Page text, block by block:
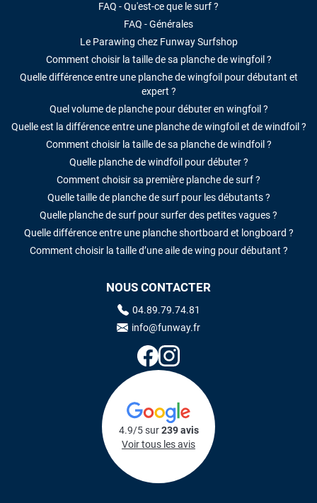
FAQ - Qu'est-ce que le surf ?
FAQ - Générales
Le Parawing chez Funway Surfshop
Comment choisir la taille de sa planche de wingfoil ?
Quelle différence entre une planche de wingfoil pour débutant et
expert ?
Quel volume de planche pour débuter en wingfoil ?
Quelle est la différence entre une planche de wingfoil et de windfoil ?
Comment choisir la taille de sa planche de windfoil ?
Quelle planche de windfoil pour débuter ?
Comment choisir sa première planche de surf ?
Quelle taille de planche de surf pour les débutants ?
Quelle planche de surf pour surfer des petites vagues ?
Quelle différence entre une planche shortboard et longboard ?
Comment choisir la taille d’une aile de wing pour débutant ?
NOUS CONTACTER
04.89.79.74.81
info@funway.fr
4.9/5 sur239 avis
Voir tous les avis